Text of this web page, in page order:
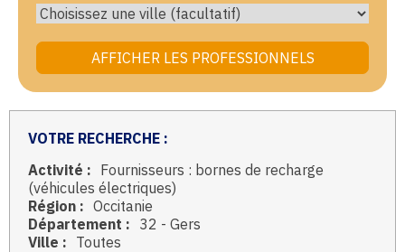
VOTRE RECHERCHE :
Activité : Fournisseurs : bornes de recharge
(véhicules électriques)
Région : Occitanie
Département : 32 - Gers
Ville : Toutes